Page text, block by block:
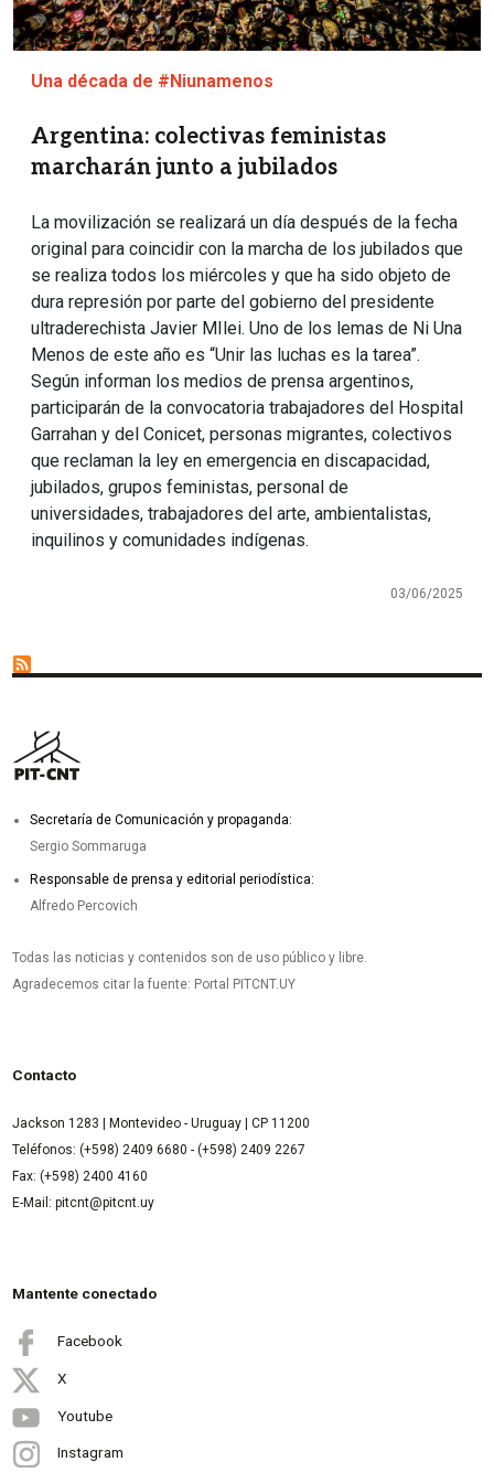
Una década de #Niunamenos
Argentina: colectivas feministas
marcharán junto a jubilados
La movilización se realizará un día después de la fecha
original para coincidir con la marcha de los jubilados que
se realiza todos los miércoles y que ha sido objeto de
dura represión por parte del gobierno del presidente
ultraderechista Javier MIlei. Uno de los lemas de Ni Una
Menos de este año es “Unir las luchas es la tarea”.
Según informan los medios de prensa argentinos,
participarán de la convocatoria trabajadores del Hospital
Garrahan y del Conicet, personas migrantes, colectivos
que reclaman la ley en emergencia en discapacidad,
jubilados, grupos feministas, personal de
universidades, trabajadores del arte, ambientalistas,
inquilinos y comunidades indígenas.
03/06/2025
Secretaría de Comunicación y propaganda:
Sergio Sommaruga
Responsable de prensa y editorial periodística:
Alfredo Percovich
Todas las noticias y contenidos son de uso público y libre.
Agradecemos citar la fuente: Portal PITCNT.UY
Contacto
Jackson 1283 | Montevideo - Uruguay | CP 11200
Teléfonos: (+598) 2409 6680 - (+598) 2409 2267
Fax: (+598) 2400 4160
E-Mail: pitcnt@pitcnt.uy
Mantente conectado
Facebook
X
Youtube
Instagram